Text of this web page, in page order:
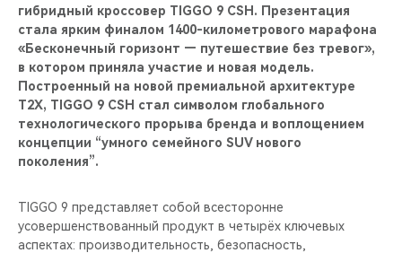
CHERY ДЛЯ ДЕТЕЙ
гибридный кроссовер TIGGO 9 CSH. Презентация
стала ярким финалом 1400-километрового марафона
«Бесконечный горизонт — путешествие без тревог»,
в котором приняла участие и новая модель.
Построенный на новой премиальной архитектуре
T2X, TIGGO 9 CSH стал символом глобального
технологического прорыва бренда и воплощением
концепции “умного семейного SUV нового
поколения”.
TIGGO 9 представляет собой всесторонне
усовершенствованный продукт в четырёх ключевых
аспектах: производительность, безопасность,